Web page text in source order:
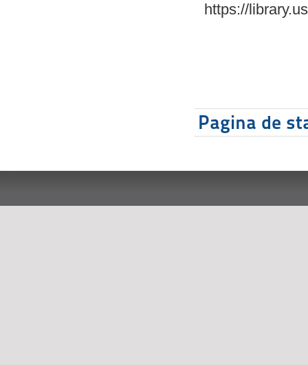
https://
Pagina de